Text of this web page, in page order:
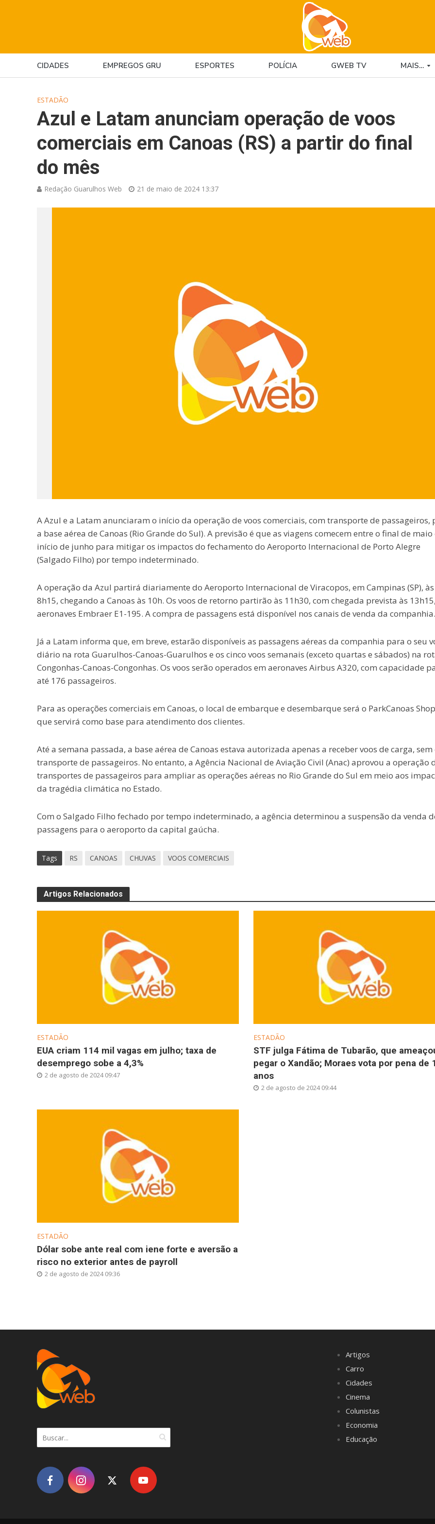
CIDADES EMPREGOS GRU ESPORTES POLÍCIA GWEB TV MAIS…
ESTADÃO
Azul e Latam anunciam operação de voos
comerciais em Canoas (RS) a partir do final
do mês
Redação Guarulhos Web 21 de maio de 2024 13:37
A Azul e a Latam anunciaram o início da operação de voos comerciais, com transporte de passageiros,
a base aérea de Canoas (Rio Grande do Sul). A previsão é que as viagens comecem entre o final de maio
início de junho para mitigar os impactos do fechamento do Aeroporto Internacional de Porto Alegre
(Salgado Filho) por tempo indeterminado.
A operação da Azul partirá diariamente do Aeroporto Internacional de Viracopos, em Campinas (SP), às
8h15, chegando a Canoas às 10h. Os voos de retorno partirão às 11h30, com chegada prevista às
aeronaves Embraer E1-195. A compra de passagens está disponível nos canais de venda da companhia.
Já a Latam informa que, em breve, estarão disponíveis as passagens aéreas da companhia para o seu
diário na rota Guarulhos-Canoas-Guarulhos e os cinco voos semanais (exceto quartas e sábados) na
Congonhas-Canoas-Congonhas. Os voos serão operados em aeronaves Airbus A320, com capacidade
até 176 passageiros.
Para as operações comerciais em Canoas, o local de embarque e desembarque será o ParkCanoas
que servirá como base para atendimento dos clientes.
Até a semana passada, a base aérea de Canoas estava autorizada apenas a receber voos de carga, sem
transporte de passageiros. No entanto, a Agência Nacional de Aviação Civil (Anac) aprovou a operação
transportes de passageiros para ampliar as operações aéreas no Rio Grande do Sul em meio aos
da tragédia climática no Estado.
Com o Salgado Filho fechado por tempo indeterminado, a agência determinou a suspensão da venda
passagens para o aeroporto da capital gaúcha.
Tags RS CANOAS CHUVAS VOOS COMERCIAIS
Artigos Relacionados
ESTADÃO
EUA criam 114 mil vagas em julho; taxa de
desemprego sobe a 4,3%
2 de agosto de 2024 09:47
ESTADÃO
STF julga Fátima de Tubarão, que
pegar o Xandão; Moraes vota por pena de
anos
2 de agosto de 2024 09:44
ESTADÃO
Dólar sobe ante real com iene forte e aversão a
risco no exterior antes de payroll
2 de agosto de 2024 09:36
Artigos
Carro
Cidades
Cinema
Colunistas
Economia
Educação